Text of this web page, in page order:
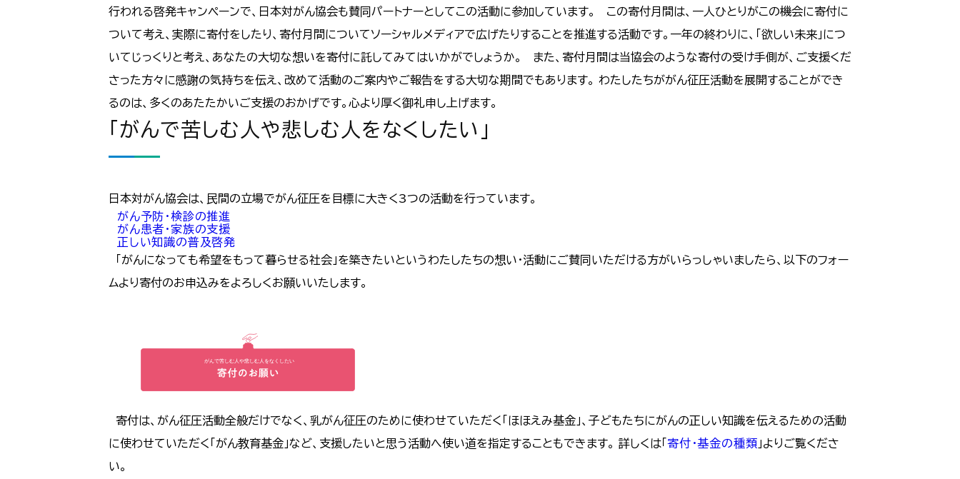
行われる啓発キャンペーンで、日本対がん協会も賛同パートナーとしてこの活動に参加しています。 この寄付月間は、一人ひとりがこの機会に寄付に
ついて考え、実際に寄付をしたり、寄付月間についてソーシャルメディアで広げたりすることを推進する活動です。一年の終わりに、「欲しい未来」につ
いてじっくりと考え、あなたの大切な想いを寄付に託してみてはいかがでしょうか。 また、寄付月間は当協会のような寄付の受け手側が、ご支援くだ
さった方々に感謝の気持ちを伝え、改めて活動のご案内やご報告をする大切な期間でもあります。 わたしたちががん征圧活動を展開することができ
るのは、多くのあたたかいご支援のおかげです。心より厚く御礼申し上げます。
「がんで苦しむ人や悲しむ人をなくしたい」
日本対がん協会は、民間の立場でがん征圧を目標に大きく3つの活動を行っています。
がん予防・検診の推進
がん患者・家族の支援
正しい知識の普及啓発
「がんになっても希望をもって暮らせる社会」を築きたいというわたしたちの想い・活動にご賛同いただける方がいらっしゃいましたら、以下のフォー
ムより寄付のお申込みをよろしくお願いいたします。
寄付は、がん征圧活動全般だけでなく、乳がん征圧のために使わせていただく「ほほえみ基金」、子どもたちにがんの正しい知識を伝えるための活動
に使わせていただく「がん教育基金」など、支援したいと思う活動へ使い道を指定することもできます。 詳しくは「 寄付・基金の種類 」よりご覧くださ
い。